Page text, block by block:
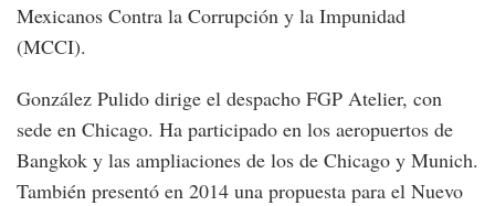
Mexicanos Contra la Corrupción y la Impunidad
(MCCI).
González Pulido dirige el despacho FGP Atelier, con
sede en Chicago. Ha participado en los aeropuertos de
Bangkok y las ampliaciones de los de Chicago y Munich.
También presentó en 2014 una propuesta para el Nuevo